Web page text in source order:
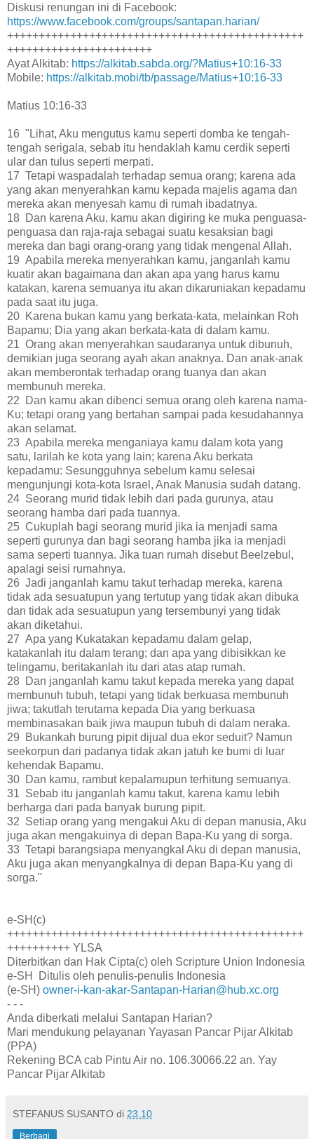
Diskusi renungan ini di Facebook:
https://www.facebook.com/groups/santapan.harian/
+++++++++++++++++++++++++++++++++++++++++++++++
+++++++++++++++++++++++
Ayat Alkitab: https://alkitab.sabda.org/?Matius+10:16-33
Mobile: https://alkitab.mobi/tb/passage/Matius+10:16-33
Matius 10:16-33
16 "Lihat, Aku mengutus kamu seperti domba ke tengah-
tengah serigala, sebab itu hendaklah kamu cerdik seperti
ular dan tulus seperti merpati.
17 Tetapi waspadalah terhadap semua orang; karena ada
yang akan menyerahkan kamu kepada majelis agama dan
mereka akan menyesah kamu di rumah ibadatnya.
18 Dan karena Aku, kamu akan digiring ke muka penguasa-
penguasa dan raja-raja sebagai suatu kesaksian bagi
mereka dan bagi orang-orang yang tidak mengenal Allah.
19 Apabila mereka menyerahkan kamu, janganlah kamu
kuatir akan bagaimana dan akan apa yang harus kamu
katakan, karena semuanya itu akan dikaruniakan kepadamu
pada saat itu juga.
20 Karena bukan kamu yang berkata-kata, melainkan Roh
Bapamu; Dia yang akan berkata-kata di dalam kamu.
21 Orang akan menyerahkan saudaranya untuk dibunuh,
demikian juga seorang ayah akan anaknya. Dan anak-anak
akan memberontak terhadap orang tuanya dan akan
membunuh mereka.
22 Dan kamu akan dibenci semua orang oleh karena nama-
Ku; tetapi orang yang bertahan sampai pada kesudahannya
akan selamat.
23 Apabila mereka menganiaya kamu dalam kota yang
satu, larilah ke kota yang lain; karena Aku berkata
kepadamu: Sesungguhnya sebelum kamu selesai
mengunjungi kota-kota Israel, Anak Manusia sudah datang.
24 Seorang murid tidak lebih dari pada gurunya, atau
seorang hamba dari pada tuannya.
25 Cukuplah bagi seorang murid jika ia menjadi sama
seperti gurunya dan bagi seorang hamba jika ia menjadi
sama seperti tuannya. Jika tuan rumah disebut Beelzebul,
apalagi seisi rumahnya.
26 Jadi janganlah kamu takut terhadap mereka, karena
tidak ada sesuatupun yang tertutup yang tidak akan dibuka
dan tidak ada sesuatupun yang tersembunyi yang tidak
akan diketahui.
27 Apa yang Kukatakan kepadamu dalam gelap,
katakanlah itu dalam terang; dan apa yang dibisikkan ke
telingamu, beritakanlah itu dari atas atap rumah.
28 Dan janganlah kamu takut kepada mereka yang dapat
membunuh tubuh, tetapi yang tidak berkuasa membunuh
jiwa; takutlah terutama kepada Dia yang berkuasa
membinasakan baik jiwa maupun tubuh di dalam neraka.
29 Bukankah burung pipit dijual dua ekor seduit? Namun
seekorpun dari padanya tidak akan jatuh ke bumi di luar
kehendak Bapamu.
30 Dan kamu, rambut kepalamupun terhitung semuanya.
31 Sebab itu janganlah kamu takut, karena kamu lebih
berharga dari pada banyak burung pipit.
32 Setiap orang yang mengakui Aku di depan manusia, Aku
juga akan mengakuinya di depan Bapa-Ku yang di sorga.
33 Tetapi barangsiapa menyangkal Aku di depan manusia,
Aku juga akan menyangkalnya di depan Bapa-Ku yang di
sorga."
e-SH(c)
+++++++++++++++++++++++++++++++++++++++++++++++
++++++++++ YLSA
Diterbitkan dan Hak Cipta(c) oleh Scripture Union Indonesia
e-SH Ditulis oleh penulis-penulis Indonesia
(e-SH) owner-i-kan-akar-Santapan-Harian@hub.xc.org
- - -
Anda diberkati melalui Santapan Harian?
Mari mendukung pelayanan Yayasan Pancar Pijar Alkitab
(PPA)
Rekening BCA cab Pintu Air no. 106.30066.22 an. Yay
Pancar Pijar Alkitab
STEFANUS SUSANTO di 23.10
Berbagi